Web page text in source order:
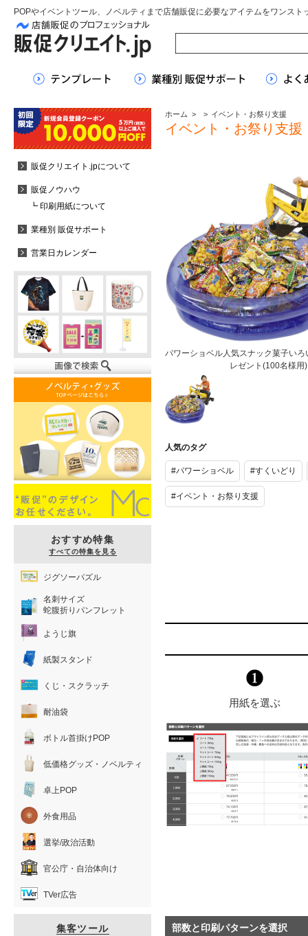
POPやイベントツール、ノベルティまで店舗販促に必要なアイテムをワンスト
ホーム > > イベント・お祭り支援
イベント・お祭り支援
パワーショベル人気スナック菓子い
レゼント(100名様用)
ル人気スナッ
ろすくいどり
プレゼント
(100名様用)
人気のタグ
#パワーショベル #すくいどり
#イベント・お祭り支援
用紙を選ぶ
部数と印刷パターンを選択
販促クリエイト.jpについて
販促ノウハウ
┗ 印刷用紙について
業種別 販促サポート
営業日カレンダー
おすすめ特集
すべての特集を見る
ジグソーパズル
名刺サイズ
蛇腹折りパンフレット
ようじ旗
紙製スタンド
くじ・スクラッチ
耐油袋
ボトル首掛けPOP
低価格グッズ・ノベルティ
卓上POP
外食用品
選挙/政治活動
官公庁・自治体向け
TVer広告
集客ツール